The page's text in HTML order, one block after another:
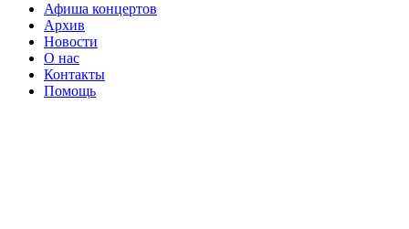
Афиша концертов
Архив
Новости
О нас
Контакты
Помощь